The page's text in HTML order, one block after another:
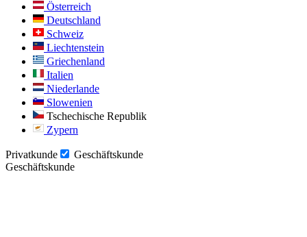
Österreich
Deutschland
Schweiz
Liechtenstein
Griechenland
Italien
Niederlande
Slowenien
Tschechische Republik
Zypern
Privatkunde
Geschäftskunde
Geschäftskunde